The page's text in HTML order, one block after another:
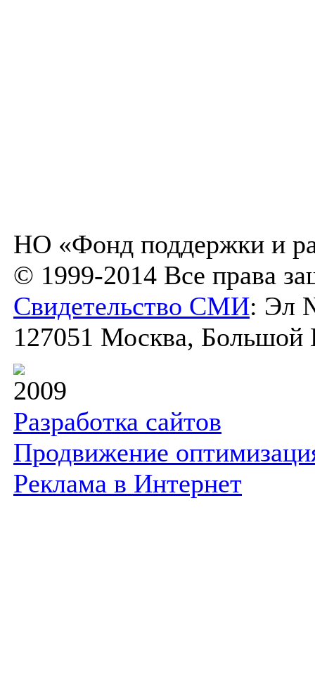
НО «Фонд поддержки и
© 1999-2014 Все права
Свидетельство СМИ: Эл
127051 Москва, Большой
2009
Разработка сайтов
Продвижение
Реклама в Интернет